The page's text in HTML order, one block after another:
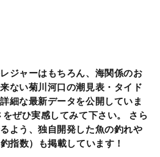
ジャーはもちろん、海関係のお
ない菊川河口の潮見表・タイド
細な最新データを公開していま
ぜひ実感してみて下さい。 さら
よう、独自開発した魚の釣れや
指数）も掲載しています！